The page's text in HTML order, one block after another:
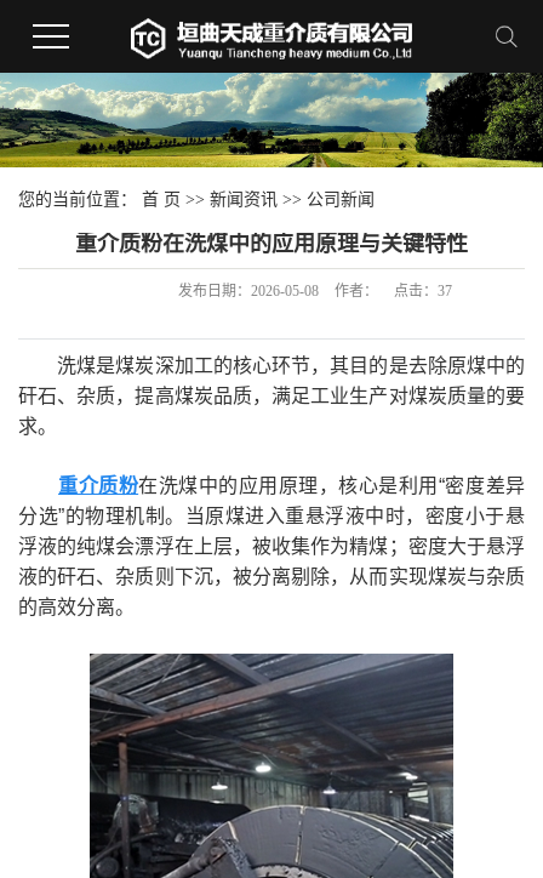
您的当前位置： 首 页 >> 新闻资讯 >> 公司新闻
重介质粉在洗煤中的应用原理与关键特性
发布日期： 2026-05-08 作者： 点击： 37
洗煤是煤炭深加工的核心环节，其目的是去除原煤中的
矸石、杂质，提高煤炭品质，满足工业生产对煤炭质量的要
求。
重介质粉在洗煤中的应用原理，核心是利用“密度差异
分选”的物理机制。当原煤进入重悬浮液中时，密度小于悬
浮液的纯煤会漂浮在上层，被收集作为精煤；密度大于悬浮
液的矸石、杂质则下沉，被分离剔除，从而实现煤炭与杂质
的高效分离。